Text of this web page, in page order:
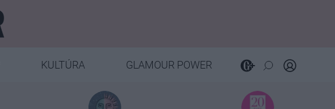
KULTÚRA GLAMOUR POWER